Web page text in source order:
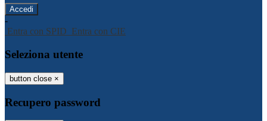
-
Entra con SPID Entra con CIE
Seleziona utente
button close ×
Recupero password